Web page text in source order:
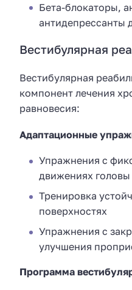
Бета-блокаторы,
антидепрессанты
Вестибулярная
Вестибулярная
компонент лечения
равновесия:
Адаптационные
Упражнения с
движениях головы
Тренировка
поверхностях
Упражнения с
улучшения
Программа